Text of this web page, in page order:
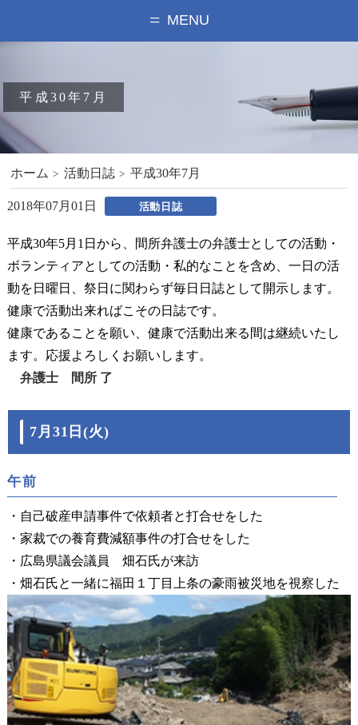
MENU
平成30年7月
ホーム 活動日誌 平成30年7月
2018年07月01日 活動日誌
平成30年5月1日から、間所弁護士の弁護士としての活動・
ボランティアとしての活動・私的なことを含め、一日の活
動を日曜日、祭日に関わらず毎日日誌として開示します。
健康で活動出来ればこその日誌です。
健康であることを願い、健康で活動出来る間は継続いたし
ます。応援よろしくお願いします。
弁護士 間所 了
7月31日(火)
午前
・自己破産申請事件で依頼者と打合せをした
・家裁での養育費減額事件の打合せをした
・広島県議会議員 畑石氏が来訪
・畑石氏と一緒に福田１丁目上条の豪雨被災地を視察した